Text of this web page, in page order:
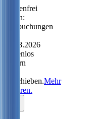
Sorgenfrei
reisen:
Neubuchungen
31.08.2026
kostenlos
ändern
verschieben.Mehr
erfahren.